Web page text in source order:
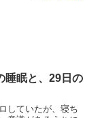
睡眠と、29日の
していたが、寝ち